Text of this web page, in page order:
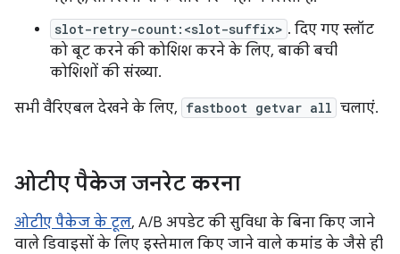
slot-retry-count:<slot-suffix> . दिए गए स्लॉट
को बूट करने की कोशिश करने के लिए, बाकी बची
कोशिशों की संख्या.
सभी वैरिएबल देखने के लिए, fastboot getvar all चलाएं.
ओटीए पैकेज जनरेट करना
ओटीए पैकेज के टूल, A/B अपडेट की सुविधा के बिना किए जाने
वाले डिवाइसों के लिए इस्तेमाल किए जाने वाले कमांड के जैसे ही